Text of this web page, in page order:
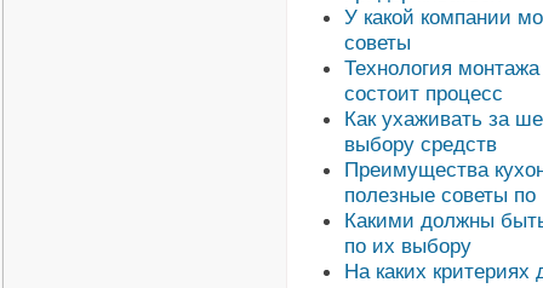
У какой компании
советы
Технология
состоит процесс
Как ухаживать за
выбору средств
Преимущества
полезные советы
Какими должны
по их выбору
На каких